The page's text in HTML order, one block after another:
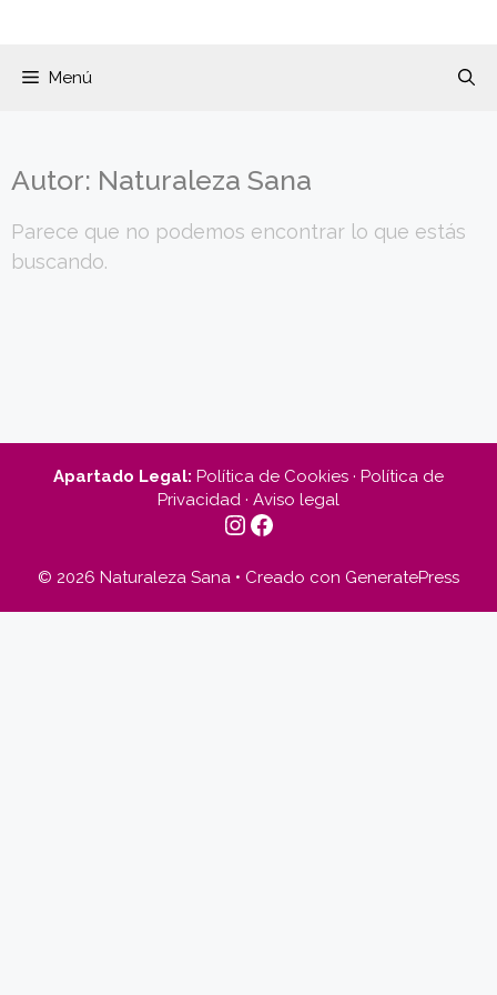
Menú
Autor: Naturaleza Sana
Parece que no podemos encontrar lo que estás
buscando.
Apartado Legal: Política de Cookies · Política de
Privacidad · Aviso legal
© 2026 Naturaleza Sana • Creado con GeneratePress